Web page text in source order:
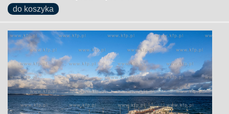
do koszyka